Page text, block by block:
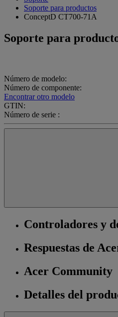
Soporte para productos
ConceptD CT700-71A
Soporte para
Número de modelo:
Número de componente:
Encontrar otro modelo
GTIN:
Número de serie :
Controladores y
Respuestas de
Acer Community
Detalles del